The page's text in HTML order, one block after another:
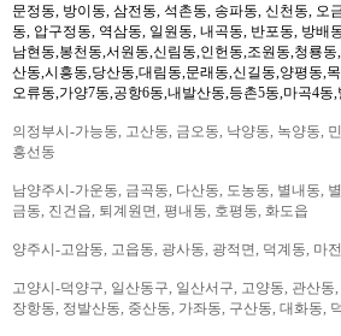
문정동, 방이동, 삼전동, 석촌동, 송파동, 신천동, 오
동, 압구정동, 역삼동, 일원동, 내곡동, 반포동, 방배
남현동,봉천동,서원동,신림동,인헌동,조원동,청룡
산동,시흥동,당산동,대림동,문래동,신길동,양평동,
오류동,가양7동,공항6동,내발산동,등촌5동,마곡4
의정부시-가능동, 고산동, 금오동, 낙양동, 녹양동,
흥선동
남양주시-가운동, 금곡동, 다산동, 도농동, 별내동,
금동, 진건읍, 퇴계원면, 평내동, 호평동, 화도읍
양주시-고암동, 고읍동, 광사동, 광적면, 덕계동, 마
고양시-덕양구, 일산동구, 일산서구, 고양동, 관산
장항동, 정발산동, 중산동, 가좌동, 구산동, 대화동,